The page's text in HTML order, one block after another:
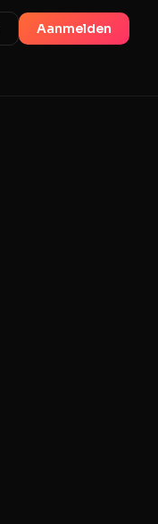
Aanmelden